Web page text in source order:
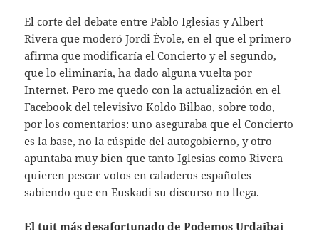
El corte del debate entre Pablo Iglesias y Albert
Rivera que moderó Jordi Évole, en el que el primero
afirma que modificaría el Concierto y el segundo,
que lo eliminaría, ha dado alguna vuelta por
Internet. Pero me quedo con la actualización en el
Facebook del televisivo Koldo Bilbao, sobre todo,
por los comentarios: uno aseguraba que el Concierto
es la base, no la cúspide del autogobierno, y otro
apuntaba muy bien que tanto Iglesias como Rivera
quieren pescar votos en caladeros españoles
sabiendo que en Euskadi su discurso no llega.
El tuit más desafortunado de Podemos Urdaibai